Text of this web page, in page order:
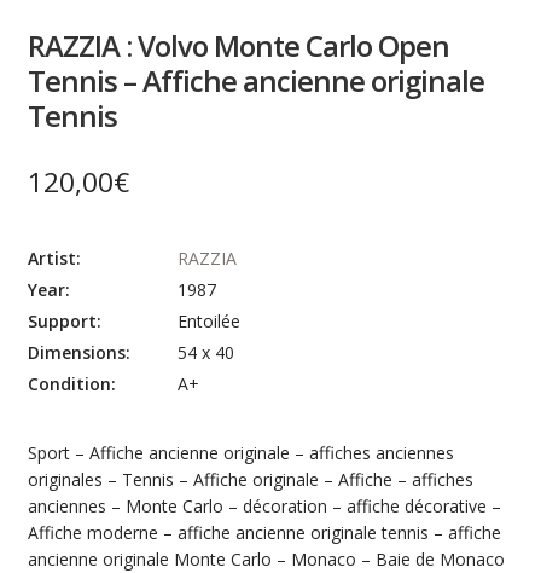
RAZZIA : Volvo Monte Carlo Open
Tennis – Affiche ancienne originale
Tennis
120,00€
Artist:
RAZZIA
Year:
1987
Support:
Entoilée
Dimensions:
54 x 40
Condition:
A+
Sport – Affiche ancienne originale – affiches anciennes
originales – Tennis – Affiche originale – Affiche – affiches
anciennes – Monte Carlo – décoration – affiche décorative –
Affiche moderne – affiche ancienne originale tennis – affiche
ancienne originale Monte Carlo – Monaco – Baie de Monaco